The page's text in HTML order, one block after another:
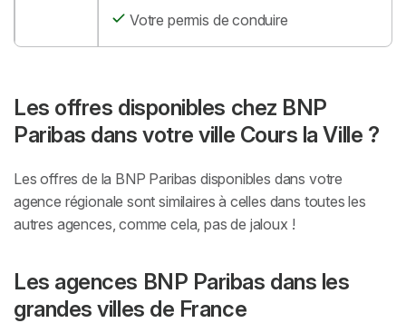
Votre permis de conduire
Les offres disponibles chez BNP
Paribas dans votre ville Cours la Ville ?
Les offres de la BNP Paribas disponibles dans votre
agence régionale sont similaires à celles dans toutes les
autres agences, comme cela, pas de jaloux !
Les agences BNP Paribas dans les
grandes villes de France